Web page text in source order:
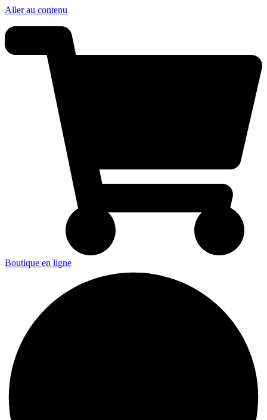
Panneau de gestion des cookies
Aller au contenu
Boutique en ligne